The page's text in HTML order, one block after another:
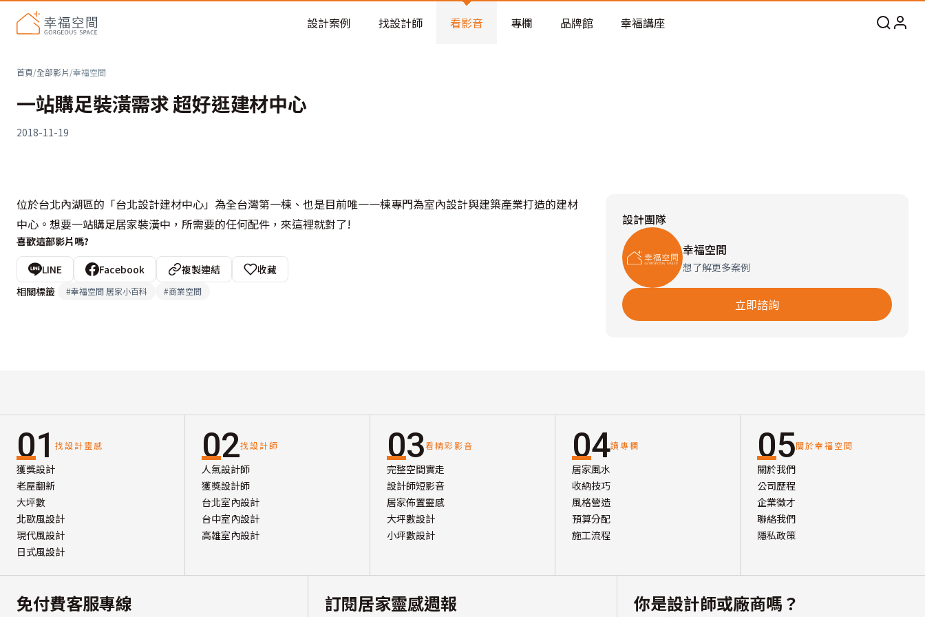
老屋預算分配與高 CP 值煥新術
設計案例 找設計師 看影音 專欄 品牌館 幸福講座
首頁/全部影片/幸福空間
一站購足裝潢需求 超好逛建材中心
2018-11-19
位於台北內湖區的「台北設計建材中心」為全台灣第一棟、也是目前唯一一棟專門為室內設計與建築產業打造的建材
中心。想要一站購足居家裝潢中，所需要的任何配件，來這裡就對了!
喜歡這部影片嗎?
LINE Facebook 複製連結
收藏
相關標籤
#幸福空間 居家小百科 #商業空間
設計團隊
幸福空間
想了解更多案例
立即諮詢
01 找設計靈感
獲獎設計
老屋翻新
大坪數
北歐風設計
現代風設計
日式風設計
02找設計師
人氣設計師
獲獎設計師
台北室內設計
台中室內設計
高雄室內設計
03看精彩影音
完整空間實走
設計師短影音
居家佈置靈感
大坪數設計
小坪數設計
04讀專欄
居家風水
收納技巧
風格營造
預算分配
施工流程
05關於幸福空間
關於我們
公司歷程
企業徵才
聯絡我們
隱私政策
免付費客服專線 訂閱居家靈感週報 你是設計師或廠商嗎？